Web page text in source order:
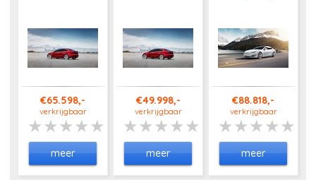
€65.598,-
verkrijgbaar
meer
€49.998,-
verkrijgbaar
meer
€88.818,-
verkrijgbaar
meer